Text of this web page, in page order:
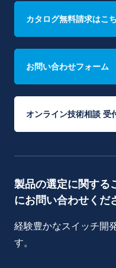
カタログ無料請求はこ
お問い合わせフォーム
オンライン技術相談 受
製品の選定に関する
にお問い合わせくだ
経験豊かなスイッチ開
す。